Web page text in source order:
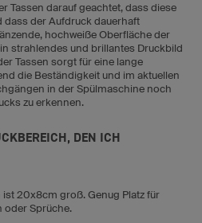
Tassen darauf geachtet, dass diese
dass der Aufdruck dauerhaft
hochweiße Oberfläche der
strahlendes und brillantes Druckbild
Tassen sorgt für eine lange
die Beständigkeit und im aktuellen
in der Spülmaschine noch
zu erkennen.
DEN ICH G
ist 20x8cm groß. Genug Platz für
oder Sprüche.